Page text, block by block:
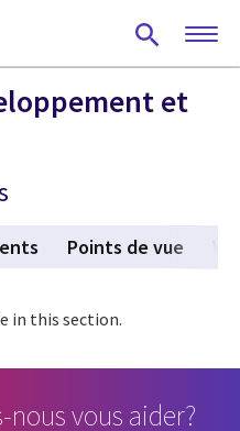
et
Points de vue
in this section.
vous aider?